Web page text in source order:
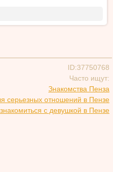
ID:37750768
Часто ищут:
Знакомства Пенза
серьезных отношений в Пензе
с девушкой в Пензе